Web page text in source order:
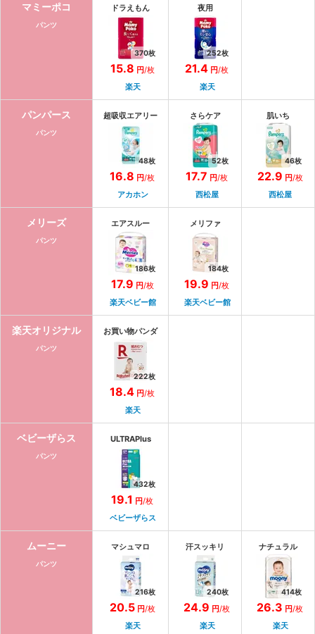
マミーポコ
パンツ
ドラえもん
370枚
15.8 円/枚
楽天
夜用
252枚
21.4 円/枚
楽天
パンパース
パンツ
超吸収エアリー
48枚
16.8 円/枚
アカホン
さらケア
52枚
17.7 円/枚
西松屋
肌いち
46枚
22.9 円/枚
西松屋
メリーズ
パンツ
エアスルー
186枚
17.9 円/枚
楽天ベビー館
メリファ
184枚
19.9 円/枚
楽天ベビー館
楽天オリジナル
パンツ
お買い物パンダ
222枚
18.4 円/枚
楽天
ベビーザらス
パンツ
ULTRAPlus
432枚
19.1 円/枚
ベビーザらス
ムーニー
パンツ
マシュマロ
216枚
20.5 円/枚
楽天
汗スッキリ
240枚
24.9 円/枚
楽天
ナチュラル
414枚
26.3 円/枚
楽天